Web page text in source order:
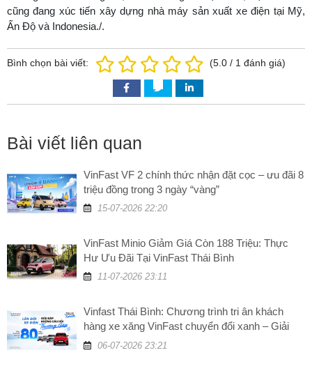
cũng đang xúc tiến xây dựng nhà máy sản xuất xe điện tại Mỹ,
Ấn Độ và Indonesia./.
Bình chọn bài viết: (5.0 / 1 đánh giá)
Bài viết liên quan
VinFast VF 2 chính thức nhận đặt cọc – ưu đãi 8
triệu đồng trong 3 ngày “vàng”
15-07-2026 22:20
VinFast Minio Giảm Giá Còn 188 Triệu: Thực
Hư Ưu Đãi Tại VinFast Thái Bình
11-07-2026 23:11
Vinfast Thái Bình: Chương trình tri ân khách
hàng xe xăng VinFast chuyển đổi xanh – Giải
đáp những câu hỏi thường gặp
06-07-2026 23:21